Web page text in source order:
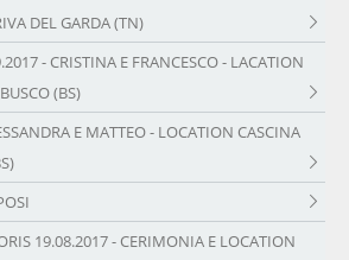
DEL GARDA (TN)
- CRISTINA E FRANCESCO - LACATION
(BS)
E MATTEO - LOCATION CASCINA
19.08.2017 - CERIMONIA E LOCATION